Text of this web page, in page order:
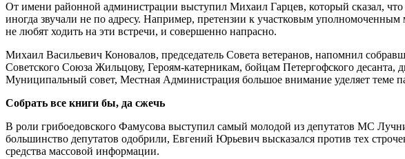
От имени районной администрации выступил Михаил Гарцев, который сказал,
иногда звучали не по адресу. Например, претензии к участковым
не любят ходить на эти встречи, и совершенно напрасно.
Михаил Васильевич Коновалов, председатель Совета ветеранов, напомнил
Советского Союза Жильцову, Героям-катерникам, бойцам Петергофского
Муниципальный совет, Местная Администрация большое внимание уделяет теме
Собрать все книги бы, да сжечь
В роли грибоедовского Фамусова выступил самый молодой из депутатов МС
большинство депутатов одобрили, Евгений Юрьевич высказался против тех
средства массовой информации.